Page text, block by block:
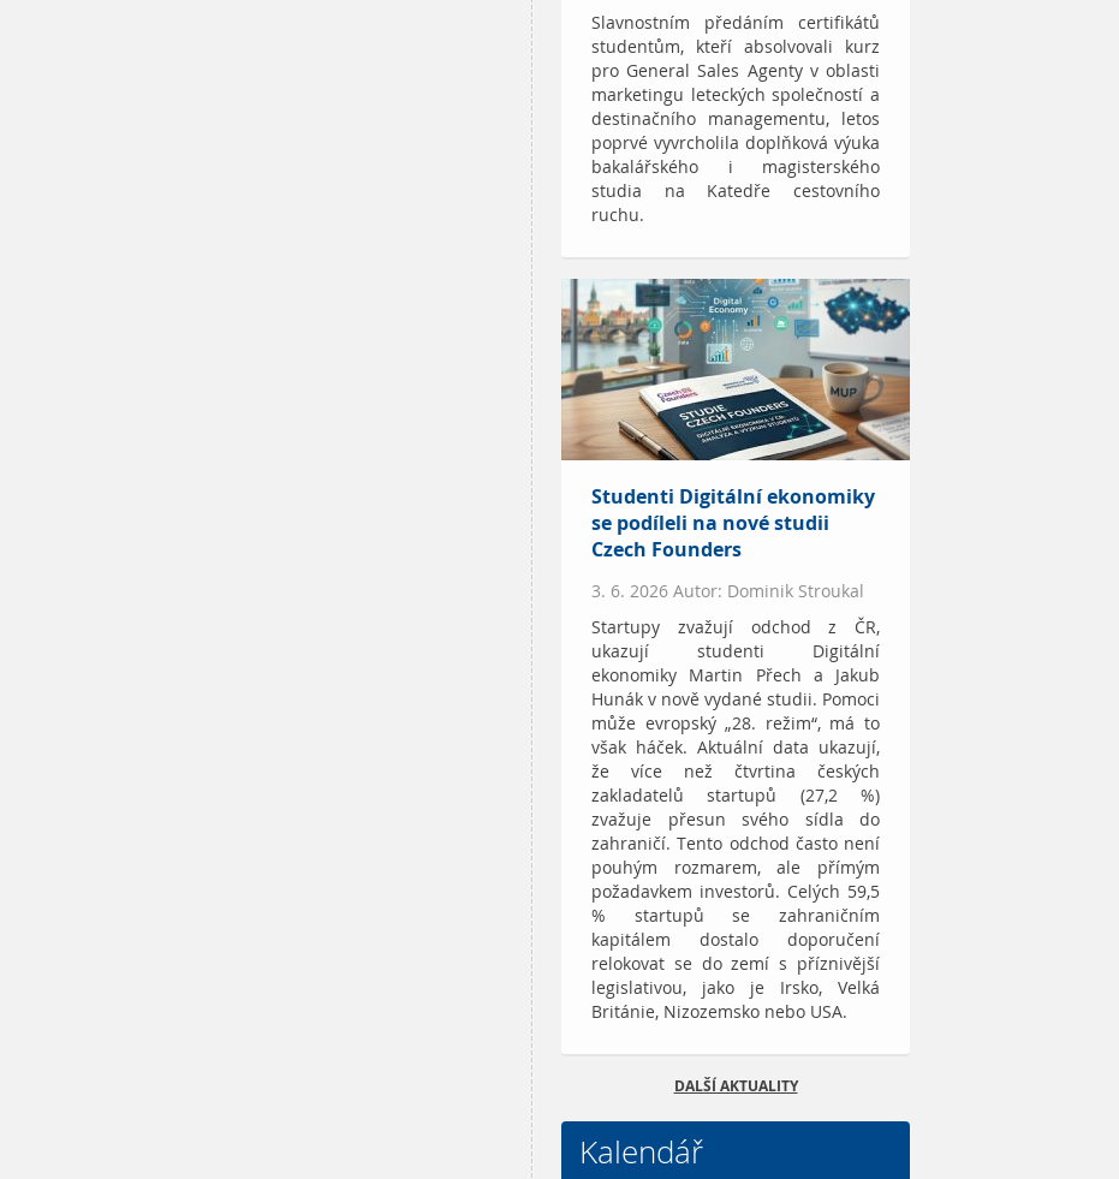
Slavnostním předáním certifikátů
studentům, kteří absolvovali kurz
pro General Sales Agenty v oblasti
marketingu leteckých společností a
destinačního managementu, letos
poprvé vyvrcholila doplňková výuka
bakalářského i magisterského
studia na Katedře cestovního
ruchu.
Studenti Digitální ekonomiky
se podíleli na nové studii
Czech Founders
3. 6. 2026 Autor: Dominik Stroukal
Startupy zvažují odchod z ČR,
ukazují studenti Digitální
ekonomiky Martin Přech a Jakub
Hunák v nově vydané studii. Pomoci
může evropský „28. režim“, má to
však háček. Aktuální data ukazují,
že více než čtvrtina českých
zakladatelů startupů (27,2 %)
zvažuje přesun svého sídla do
zahraničí. Tento odchod často není
pouhým rozmarem, ale přímým
požadavkem investorů. Celých 59,5
% startupů se zahraničním
kapitálem dostalo doporučení
relokovat se do zemí s příznivější
legislativou, jako je Irsko, Velká
Británie, Nizozemsko nebo USA.
DALŠÍ AKTUALITY
Kalendář